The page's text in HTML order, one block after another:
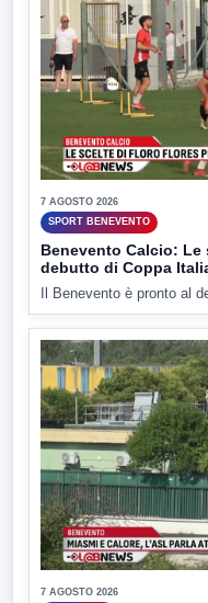
7 AGOSTO 2026
SPORT BENEVENTO
Benevento Calcio:
debutto di Coppa
Il Benevento è pronto al
7 AGOSTO 2026